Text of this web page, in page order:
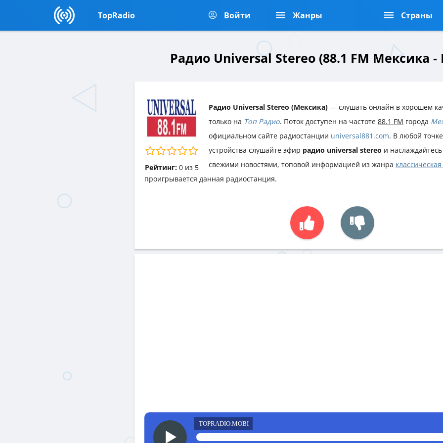
TopRadio Войти Жанры Страны
Радио Universal Stereo (88.1 FM Мексика
Рейтинг: 0из 5
Радио Universal Stereo (Мексика) — слушать онлайн в хорошем
только на Топ Радио. Поток доступен на частоте 88.1 FM города
официальном сайте радиостанции universal881.com. В любой
устройства слушайте эфир радио universal stereo и
свежими новостями, топовой информацией из жанра
проигрывается данная радиостанция.
TOPRADIO.MOBI